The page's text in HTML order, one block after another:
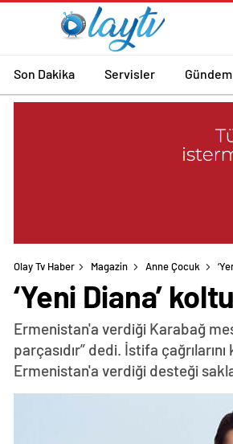
Son Dakika Servisler Gündem
Olay Tv Haber Magazin Anne Çocuk
‘Yeni Diana’
Ermenistan'a verdiği Karabağ
parçasıdır” dedi. İstifa
Ermenistan'a verdiği desteği